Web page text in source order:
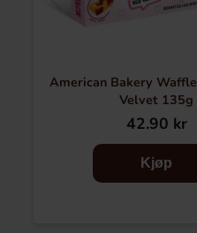
American Bakery
Velvet 135g
42.90 kr
Kjøp